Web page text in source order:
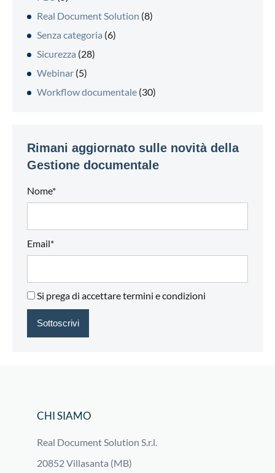
Real Document Solution (8)
Senza categoria (6)
Sicurezza (28)
Webinar (5)
Workflow documentale (30)
Rimani aggiornato sulle novità della
Gestione documentale
Nome*
Email*
Si prega di accettare termini e condizioni
CHI SIAMO
Real Document Solution S.r.l.
20852 Villasanta (MB)